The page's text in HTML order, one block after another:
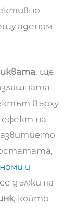
аденом
, ще
върху
на
и
дължи на
, който